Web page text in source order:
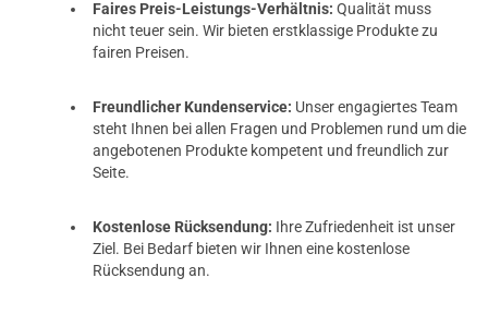
Faires Preis-Leistungs-Verhältnis: Qualität muss
nicht teuer sein. Wir bieten erstklassige Produkte zu
fairen Preisen.
Freundlicher Kundenservice: Unser engagiertes Team
steht Ihnen bei allen Fragen und Problemen rund um die
angebotenen Produkte kompetent und freundlich zur
Seite.
Kostenlose Rücksendung: Ihre Zufriedenheit ist unser
Ziel. Bei Bedarf bieten wir Ihnen eine kostenlose
Rücksendung an.